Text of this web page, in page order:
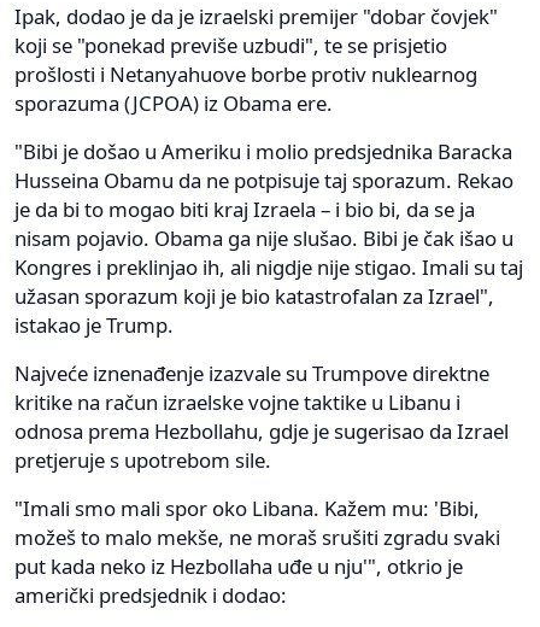
Ipak, dodao je da je izraelski premijer "dobar čovjek"
koji se "ponekad previše uzbudi", te se prisjetio
prošlosti i Netanyahuove borbe protiv nuklearnog
sporazuma (JCPOA) iz Obama ere.
"Bibi je došao u Ameriku i molio predsjednika Baracka
Husseina Obamu da ne potpisuje taj sporazum. Rekao
je da bi to mogao biti kraj Izraela – i bio bi, da se ja
nisam pojavio. Obama ga nije slušao. Bibi je čak išao u
Kongres i preklinjao ih, ali nigdje nije stigao. Imali su taj
užasan sporazum koji je bio katastrofalan za Izrael",
istakao je Trump.
Najveće iznenađenje izazvale su Trumpove direktne
kritike na račun izraelske vojne taktike u Libanu i
odnosa prema Hezbollahu, gdje je sugerisao da Izrael
pretjeruje s upotrebom sile.
"Imali smo mali spor oko Libana. Kažem mu: 'Bibi,
možeš to malo mekše, ne moraš srušiti zgradu svaki
put kada neko iz Hezbollaha uđe u nju'", otkrio je
američki predsjednik i dodao: